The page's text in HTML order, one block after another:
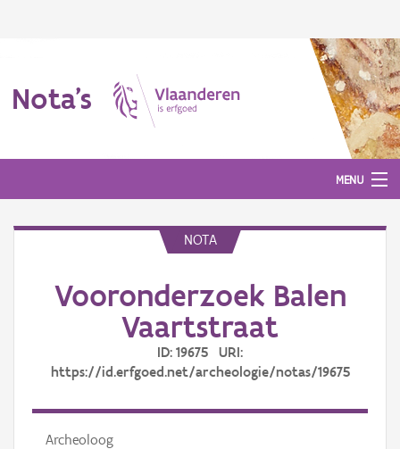
Nota's
MENU
Aanmelden
NOTA
Vooronderzoek Balen
Vaartstraat
ID: 19675 URI:
https://id.erfgoed.net/archeologie/notas/19675
Archeoloog